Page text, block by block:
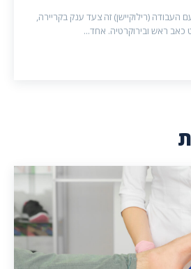
(רילוקיישן) זה צעד ענק בקריירה,
ראש ובירוקרטיה. אחד...